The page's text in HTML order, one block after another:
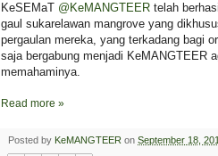
KeSEMaT @KeMANGTEER telah
gaul sukarelawan mangrove yang
pergaulan mereka, yang terkadang bagi
saja bergabung menjadi KeMANGTEER
memahaminya.
Read more »
Posted by KeMANGTEER on September 18,